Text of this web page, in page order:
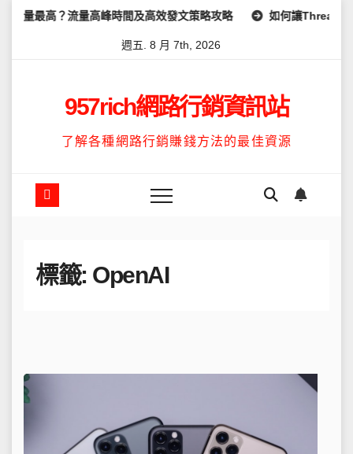
Skip
？流量高峰時間及高效發文策略攻略 如何讓Threads不要顯示
週五. 8 月 7th, 2026
957rich網路行銷資訊站
了解各種網路行銷賺錢方法的最佳資源
標籤: OpenAI